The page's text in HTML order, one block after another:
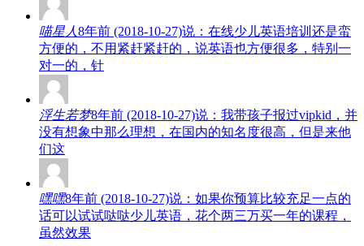
喵星人8年前 (2018-10-27)说：在线少儿英语培训还是蛮
方便的，不用紧赶紧赶的，说英语也方便很多，特别一
对一的，针
浮生若梦8年前 (2018-10-27)说：我带孩子报过vipkid，并
没有想象中那么理想，在国内的知名度很高，但是来他
们这
嘿嘿8年前 (2018-10-27)说：如果你预算比较充足一点的
话可以试试哒哒少儿英语，花个两三万买一年的课程，
虽然效果